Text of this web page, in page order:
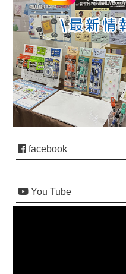
facebook
You Tube